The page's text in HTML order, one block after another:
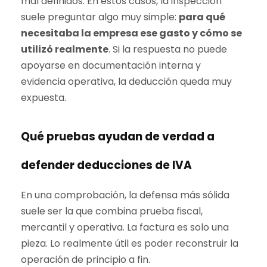
suele preguntar algo muy simple: para qué
necesitaba la empresa ese gasto y cómo se
utilizó realmente. Si la respuesta no puede
apoyarse en documentación interna y
evidencia operativa, la deducción queda muy
expuesta.
Qué pruebas ayudan de verdad a
defender deducciones de IVA
En una comprobación, la defensa más sólida
suele ser la que combina prueba fiscal,
mercantil y operativa. La factura es solo una
pieza. Lo realmente útil es poder reconstruir la
operación de principio a fin.